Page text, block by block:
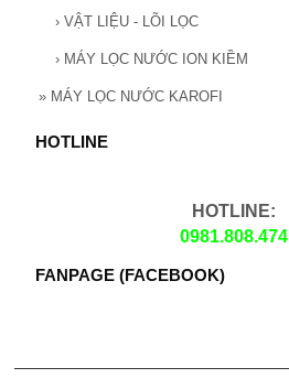
› VẬT LIỆU - LÕI LỌC
› MÁY LỌC NƯỚC ION KIỀM
» MÁY LỌC NƯỚC KAROFI
HOTLINE
HOTLINE:
0981.808.474
FANPAGE (FACEBOOK)